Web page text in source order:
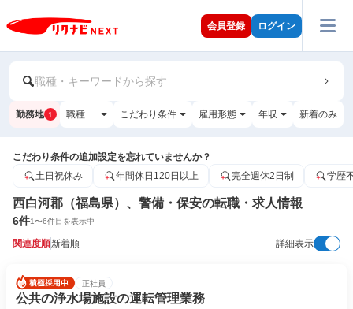
会員登録 ログイン
職種・キーワードから探す
勤務地 1 職種 こだわり条件 雇用形態 年収 新着のみ
こだわり条件の追加設定を忘れていませんか？
土日祝休み
年間休日120日以上 完全週休2日制 学歴
西白河郡（福島県）、警備・保安の転職・求人情報
6件1〜6件目を表示中
関連度順新着順 詳細表示
正社員
公共の浄水場施設の運転管理業務